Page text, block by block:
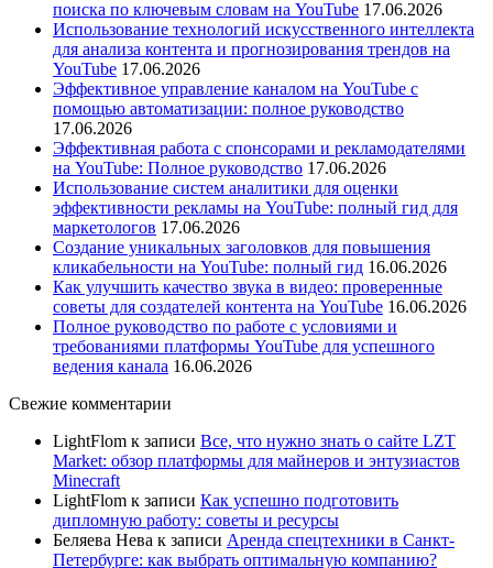
поиска по ключевым словам на YouTube 17.06.2026
Использование технологий искусственного интеллекта
для анализа контента и прогнозирования трендов на
YouTube 17.06.2026
Эффективное управление каналом на YouTube с
помощью автоматизации: полное руководство
17.06.2026
Эффективная работа с спонсорами и рекламодателями
на YouTube: Полное руководство 17.06.2026
Использование систем аналитики для оценки
эффективности рекламы на YouTube: полный гид для
маркетологов 17.06.2026
Создание уникальных заголовков для повышения
кликабельности на YouTube: полный гид 16.06.2026
Как улучшить качество звука в видео: проверенные
советы для создателей контента на YouTube 16.06.2026
Полное руководство по работе с условиями и
требованиями платформы YouTube для успешного
ведения канала 16.06.2026
Свежие комментарии
LightFlom к записи Все, что нужно знать о сайте LZT
Market: обзор платформы для майнеров и энтузиастов
Minecraft
LightFlom к записи Как успешно подготовить
дипломную работу: советы и ресурсы
Беляева Нева к записи Аренда спецтехники в Санкт-
Петербурге: как выбрать оптимальную компанию?